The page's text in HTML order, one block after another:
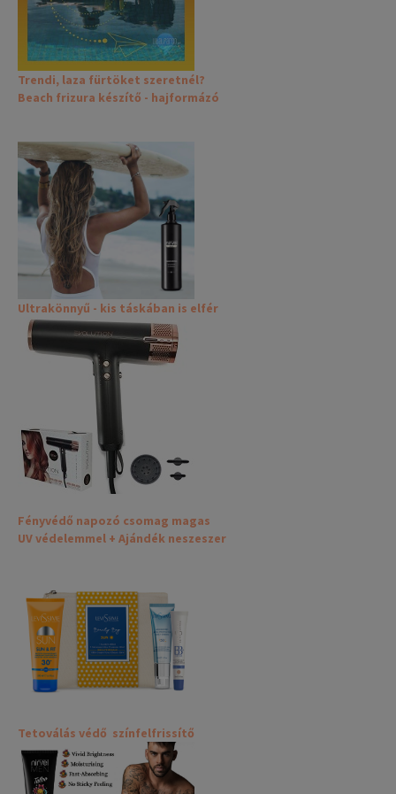
Trendi, laza fürtöket szeretnél?
Beach frizura készítő - hajformázó
Ultrakönnyű - kis táskában is elfér
Fényvédő napozó csomag magas
UV védelemmel + Ajándék neszeszer
Tetoválás védő színfelfrissítő